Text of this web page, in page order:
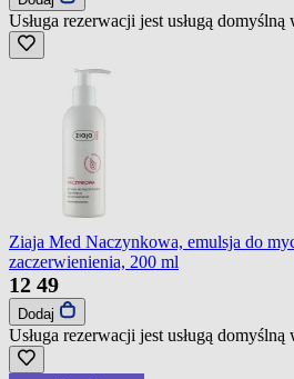
Usługa rezerwacji jest usługą domyślną
Ziaja Med Naczynkowa, emulsja do
zaczerwienienia, 200 ml
12 49
Dodaj
Usługa rezerwacji jest usługą domyślną